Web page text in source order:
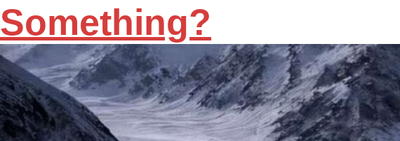
Something?